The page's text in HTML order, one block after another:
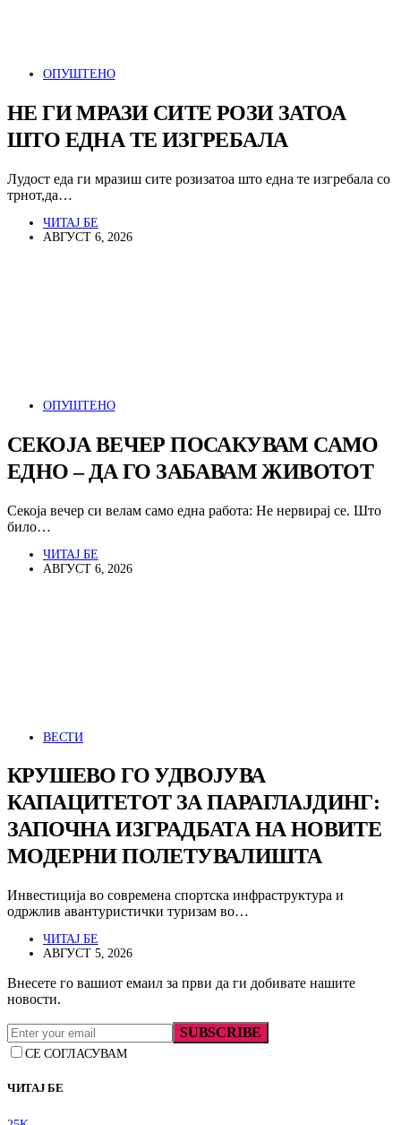
ОПУШТЕНО
НЕ ГИ МРАЗИ СИТЕ РОЗИ ЗАТОА
ШТО ЕДНА ТЕ ИЗГРЕБАЛА
Лудост еда ги мразиш сите розизатоа што една те изгребала со
трнот,да…
ЧИТАЈ БЕ
АВГУСТ 6, 2026
ОПУШТЕНО
СЕКОЈА ВЕЧЕР ПОСАКУВАМ САМО
ЕДНО – ДА ГО ЗАБАВАМ ЖИВОТОТ
Секоја вечер си велам само една работа: Не нервирај се. Што
било…
ЧИТАЈ БЕ
АВГУСТ 6, 2026
ВЕСТИ
КРУШЕВО ГО УДВОЈУВА
КАПАЦИТЕТОТ ЗА ПАРАГЛАЈДИНГ:
ЗАПОЧНА ИЗГРАДБАТА НА НОВИТЕ
МОДЕРНИ ПОЛЕТУВАЛИШТА
Инвестиција во современа спортска инфраструктура и
одржлив авантуристички туризам во…
ЧИТАЈ БЕ
АВГУСТ 5, 2026
Внесете го вашиот емаил за први да ги добивате нашите
новости.
SUBSCRIBE
СЕ СОГЛАСУВАМ
ЧИТАЈ БЕ